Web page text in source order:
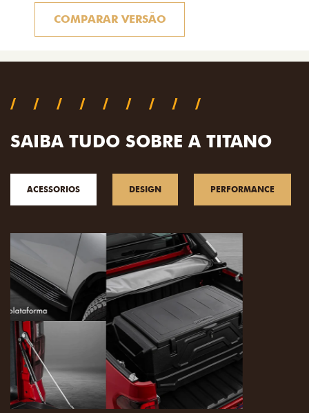
COMPARAR VERSÃO
SAIBA TUDO SOBRE A TITANO
ACESSORIOS DESIGN PERFORMANCE